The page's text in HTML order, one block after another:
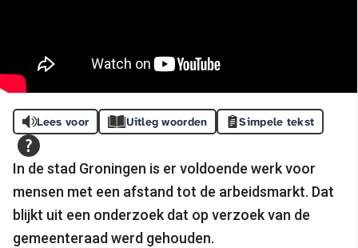
Lees voor Uitleg woorden Simpele tekst
In de stad Groningen is er voldoende werk voor
mensen met een afstand tot de arbeidsmarkt. Dat
blijkt uit een onderzoek dat op verzoek van de
gemeenteraad werd gehouden.